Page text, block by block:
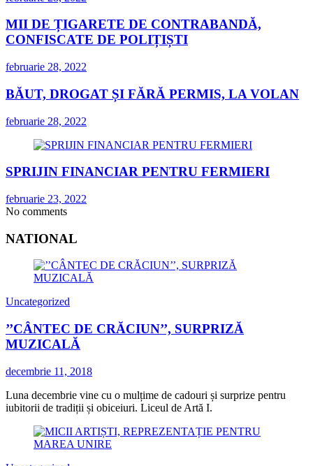
MII DE ȚIGARETE DE CONTRABANDĂ,
CONFISCATE DE POLIȚIȘTI
februarie 28, 2022
BĂUT, DROGAT ȘI FĂRĂ PERMIS, LA VOLAN
februarie 28, 2022
SPRIJIN FINANCIAR PENTRU FERMIERI
februarie 23, 2022
No comments
NATIONAL
Uncategorized
’’CÂNTEC DE CRĂCIUN’’, SURPRIZĂ
MUZICALĂ
decembrie 11, 2018
Luna decembrie vine cu o mulțime de cadouri și surprize pentru
iubitorii de tradiții și obiceiuri. Liceul de Artă I.